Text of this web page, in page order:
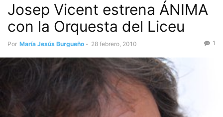
Josep Vicent estrena ÁNIMA
con la Orquesta del Liceu
Por María Jesús Burgueño - 28 febrero, 2010 1